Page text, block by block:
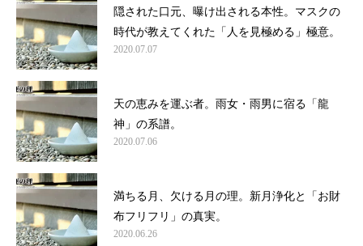
隠された口元、曝け出される本性。マスクの
時代が教えてくれた「人を見極める」極意。
2020.07.07
天の恵みを運ぶ者。雨女・雨男に宿る「龍
神」の系譜。
2020.07.06
満ちる月、欠ける月の理。新月浄化と「お財
布フリフリ」の真実。
2020.06.26